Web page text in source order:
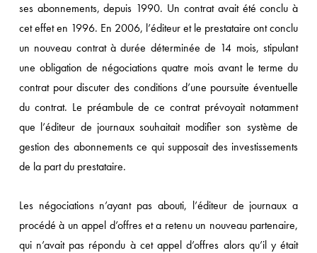
ses abonnements, depuis 1990. Un contrat avait été conclu à
cet effet en 1996. En 2006, l’éditeur et le prestataire ont conclu
un nouveau contrat à durée déterminée de 14 mois, stipulant
une obligation de négociations quatre mois avant le terme du
contrat pour discuter des conditions d’une poursuite éventuelle
du contrat. Le préambule de ce contrat prévoyait notamment
que l’éditeur de journaux souhaitait modifier son système de
gestion des abonnements ce qui supposait des investissements
de la part du prestataire.
Les négociations n’ayant pas abouti, l’éditeur de journaux a
procédé à un appel d’offres et a retenu un nouveau partenaire,
qui n’avait pas répondu à cet appel d’offres alors qu’il y était